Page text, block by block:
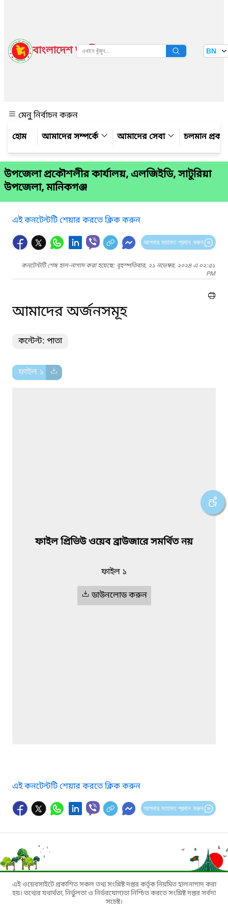
বাংলাদেশ জাতীয় তথ্য বাতায়ন BN
মেনু নির্বাচন করুন
আমাদের সম্পর্কে
আমাদের সেবা চলমান
উপজেলা প্রকৌশলীর কার্যালয়, এলজিইডি, সাটুরিয়া
উপজেলা, মানিকগঞ্জ
এই কনটেন্টটি শেয়ার করতে ক্লিক করুন
আপনার মতামত প্রদান করুন
কনটেন্টটি শেষ হাল-নাগাদ করা হয়েছে: বৃহস্পতিবার, ২১ নভেম্বর, ২০২৪ এ ০২:৫১
PM
আমাদের অর্জনসমূহ
কন্টেন্ট: পাতা
ফাইল ১
ফাইল প্রিভিউ ওয়েব ব্রাউজারে সমর্থিত নয়
ফাইল ১
ডাউনলোড করুন
এই কনটেন্টটি শেয়ার করতে ক্লিক করুন
আপনার মতামত প্রদান করুন
এই ওয়েবসাইটে প্রকাশিত সকল তথ্য সংশ্লিষ্ট দপ্তর কর্তৃক নিয়মিত হালনাগাদ করা
হয়। তথ্যের যথার্থতা, নির্ভুলতা ও নির্ভরযোগ্যতা নিশ্চিত করতে সংশ্লিষ্ট দপ্তর সর্বদা
সচেষ্ট।